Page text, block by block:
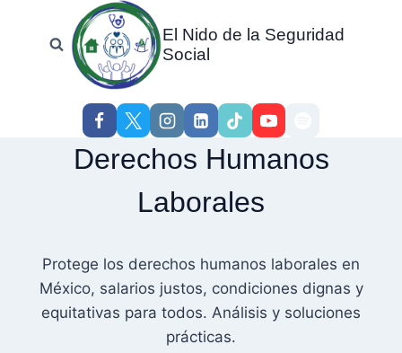
El Nido de la Seguridad
Social
Derechos Humanos
Laborales
Protege los derechos humanos laborales en
México, salarios justos, condiciones dignas y
equitativas para todos. Análisis y soluciones
prácticas.
Page
navigation
Previous
Page